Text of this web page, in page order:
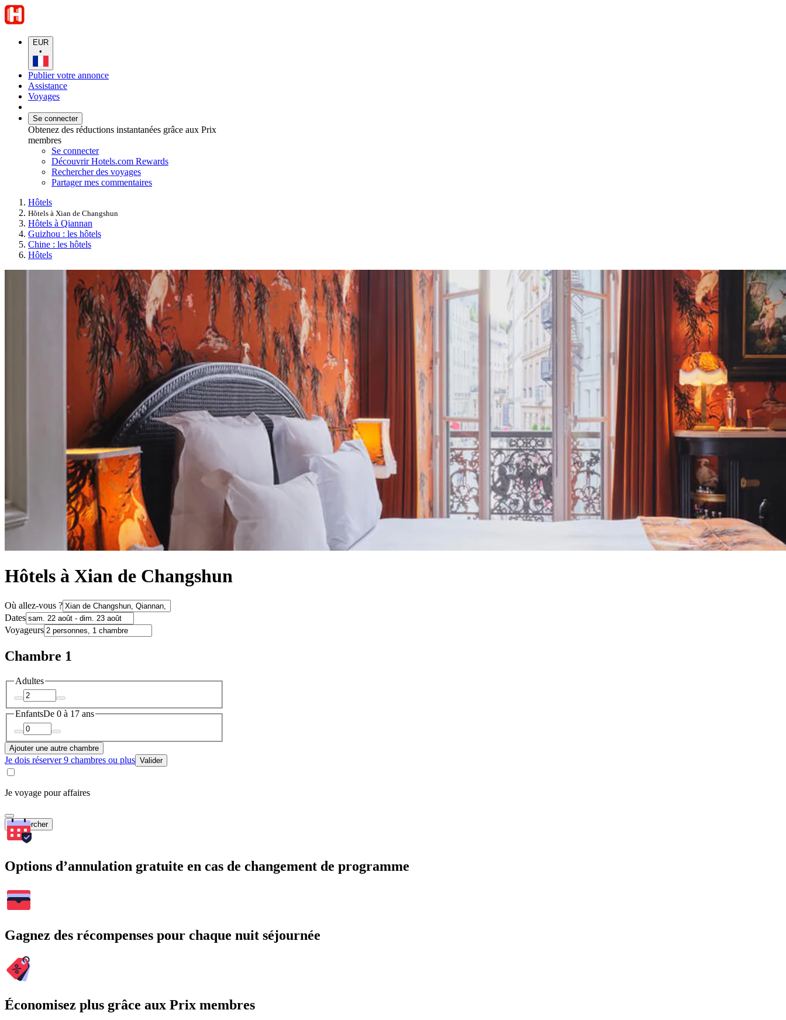
EUR
•
Publier votre annonce
Assistance
Voyages
Se connecter
Obtenez des réductions instantanées grâce aux Prix
membres
Se connecter
Découvrir Hotels.com Rewards
Rechercher des voyages
Partager mes commentaires
Hôtels
Hôtels à Xian de Changshun
Hôtels à Qiannan
Guizhou : les hôtels
Chine : les hôtels
Hôtels
Hôtels à Xian de Changshun
Où allez-vous ?
Dates
Voyageurs
Chambre 1
Adultes
EnfantsDe 0 à 17 ans
Ajouter une autre chambre
Je dois réserver 9 chambres ou plus Valider
Je voyage pour affaires
Rechercher
Options d’annulation gratuite en cas de changement de programme
Gagnez des récompenses pour chaque nuit séjournée
Économisez plus grâce aux Prix membres